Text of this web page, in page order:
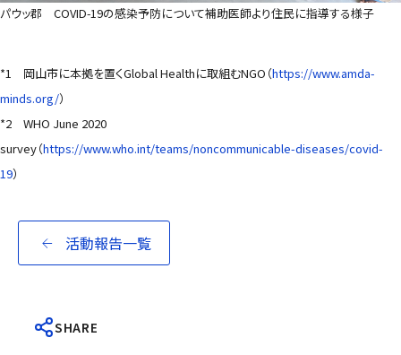
パウッ郡 COVID-19の感染予防について補助医師より住民に指導する様子
*1 岡山市に本拠を置くGlobal Healthに取組むNGO（https://www.amda-
minds.org/）
*2 WHO June 2020
survey（https://www.who.int/teams/noncommunicable-diseases/covid-
19）
活動報告一覧
SHARE